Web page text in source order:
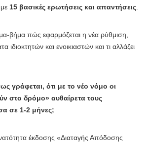
15 βασικές ερωτήσεις και απαντήσεις
βήμα πώς εφαρμόζεται η νέα ρύθμιση,
ιδιοκτητών και ενοικιαστών και τι αλλάζει
γράφεται, ότι με το νέο νόμο οι
στο δρόμο» αυθαίρετα τους
σε 1-2 μήνες;
έκδοσης «Διαταγής Απόδοσης